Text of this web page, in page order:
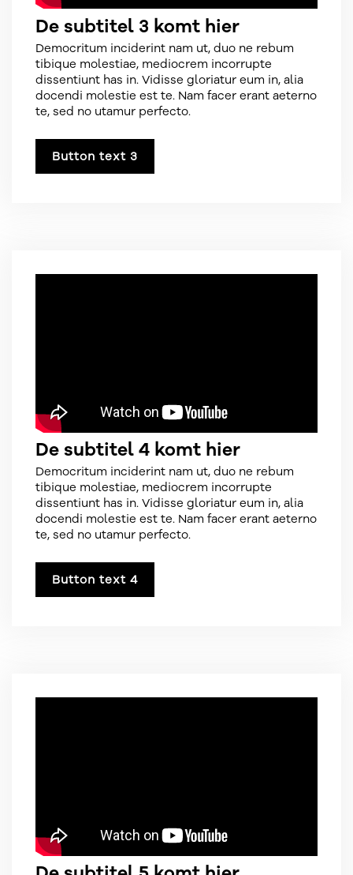
De subtitel 3 komt hier
Democritum inciderint nam ut, duo ne rebum
tibique molestiae, mediocrem incorrupte
dissentiunt has in. Vidisse gloriatur eum in, alia
docendi molestie est te. Nam facer erant aeterno
te, sed no utamur perfecto.
Button text 3
De subtitel 4 komt hier
Democritum inciderint nam ut, duo ne rebum
tibique molestiae, mediocrem incorrupte
dissentiunt has in. Vidisse gloriatur eum in, alia
docendi molestie est te. Nam facer erant aeterno
te, sed no utamur perfecto.
Button text 4